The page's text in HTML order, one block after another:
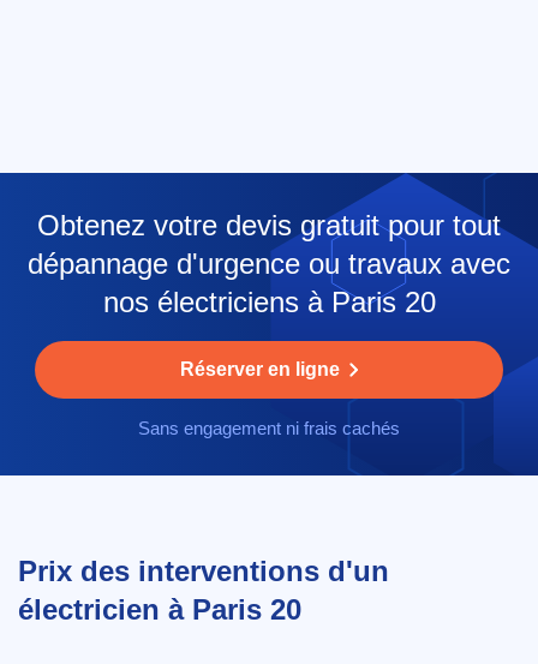
Obtenez votre devis gratuit pour tout
dépannage d'urgence ou travaux avec
nos électriciens à Paris 20
Réserver en ligne
Sans engagement ni frais cachés
Prix des interventions d'un
électricien à Paris 20